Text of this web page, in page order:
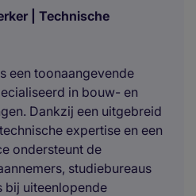
| Technische
een toonaangevende
in bouw- en
Dankzij een uitgebreid
expertise en een
ondersteunt de
studiebureaus
bij uiteenlopende